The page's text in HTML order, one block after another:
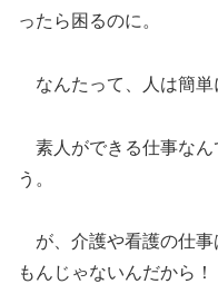
ったら困るのに。
なんたって、人は簡単
素人ができる仕事なん
う。
が、介護や看護の仕事
もんじゃないんだから！